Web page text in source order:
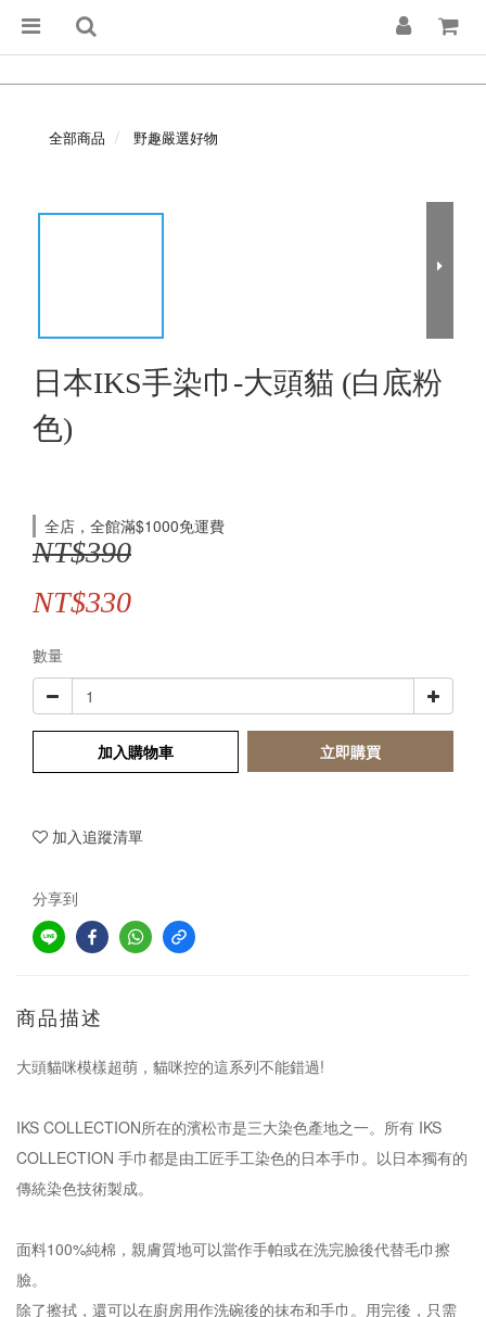
全部商品 野趣嚴選好物
日本IKS手染巾-大頭貓 (白底粉
色)
全店，全館滿$1000免運費
NT$390
NT$330
數量
加入購物車 立即購買
加入追蹤清單
分享到
商品描述
大頭貓咪模樣超萌，貓咪控的這系列不能錯過!
IKS COLLECTION所在的濱松市是三大染色產地之一。所有 IKS
COLLECTION 手巾都是由工匠手工染色的日本手巾。以日本獨有的
傳統染色技術製成。
面料100%純棉，親膚質地可以當作手帕或在洗完臉後代替毛巾擦
臉。
除了擦拭，還可以在廚房用作洗碗後的抹布和手巾。用完後，只需